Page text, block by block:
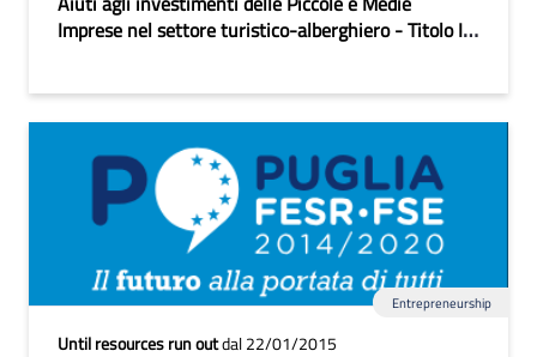
Imprese nel settore turistico-alberghiero - Titolo II
Entrepreneurship
Until resources run outdal 22/01/2015